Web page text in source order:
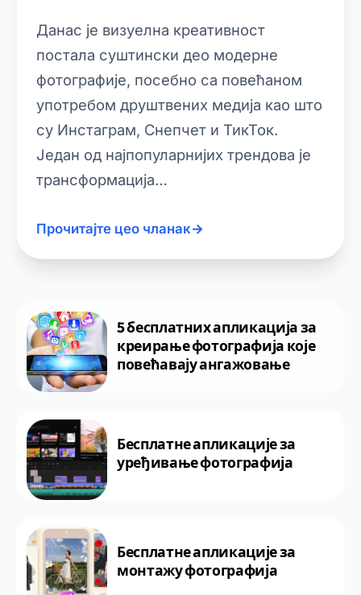
Данас је визуелна креативност
постала суштински део модерне
фотографије, посебно са повећаном
употребом друштвених медија као што
су Инстаграм, Снепчет и ТикТок.
Један од најпопуларнијих трендова је
трансформација…
Прочитајте цео чланак→
5 бесплатних апликација за
креирање фотографија које
повећавају ангажовање
Бесплатне апликације за
уређивање фотографија
Бесплатне апликације за
монтажу фотографија